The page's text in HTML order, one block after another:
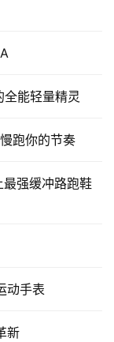
能轻量精灵
跑你的节奏
强缓冲路跑鞋
动手表
新